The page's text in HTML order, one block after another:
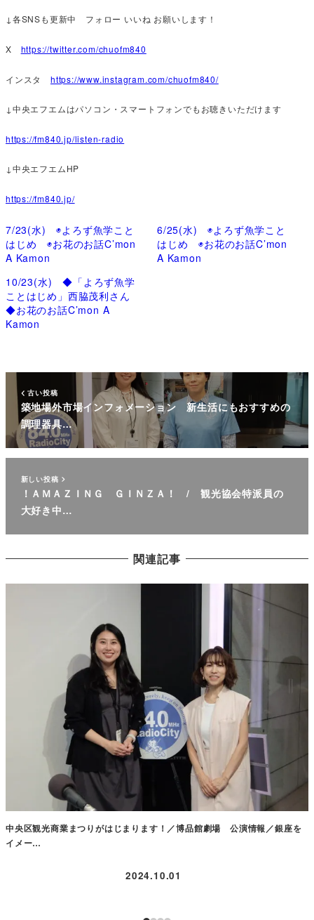
↓各SNSも更新中 フォロー いいね お願いします！
X https://twitter.com/chuofm840
インスタ https://www.instagram.com/chuofm840/
↓中央エフエムはパソコン・スマートフォンでもお聴きいただけます
https://fm840.jp/listen-radio
↓中央エフエムHP
https://fm840.jp/
7/23(水) ◉よろず魚学こと
はじめ ◉お花のお話C’mon
A Kamon
6/25(水) ◉よろず魚学こと
はじめ ◉お花のお話C’mon
A Kamon
10/23(水) ◆「よろず魚学
ことはじめ」西脇茂利さん
◆お花のお話C’mon A
Kamon
古い投稿
築地場外市場インフォメーション 新生活にもおすすめの
調理器具…
新しい投稿
！ＡＭＡＺＩＮＧ ＧＩＮＺＡ！ / 観光協会特派員の
大好き中…
関連記事
中央区観光商業まつりがはじまります！／博品館劇場 公演情報／銀座を
イメー…
2024.10.01